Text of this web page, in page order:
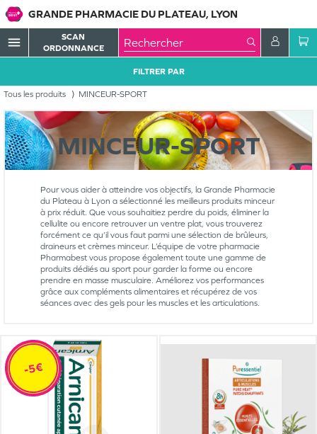
GRANDE PHARMACIE DU PLATEAU, LYON
menu
SCAN
ORDONNANCE
Tous les produits MINCEUR-SPORT
FILTRER PAR
MINCEUR-SPORT
Pour vous aider à atteindre vos objectifs, la Grande Pharmacie
du Plateau à Lyon a sélectionné les meilleurs produits minceur
à prix réduit. Que vous souhaitiez perdre du poids, éliminer la
cellulite ou encore retrouver un ventre plat, vous trouverez
forcément ce qu’il vous faut parmi une sélection de brûleurs,
draineurs et crèmes minceur. L’équipe de votre pharmacie
Pharmabest vous propose également toute une gamme de
produits dédiés au sport pour garder la forme ou encore
prendre en masse musculaire. Améliorez vos performances
grâce aux compléments alimentaires et récupérez de vos
séances avec des gels pour les muscles et les articulations.
-5€